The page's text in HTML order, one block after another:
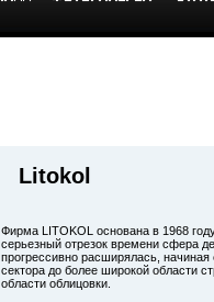
Litokol
Фирма LITOKOL основана в 1968
серьезный отрезок времени сфера
прогрессивно расширялась, начиная
сектора до более широкой области
области облицовки.